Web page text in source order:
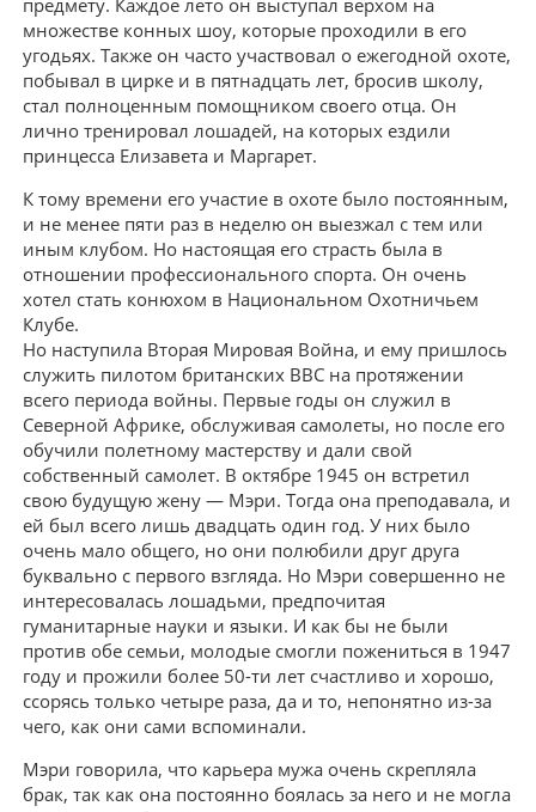
предмету. Каждое лето он выступал верхом на
множестве конных шоу, которые проходили в его
угодьях. Также он часто участвовал о ежегодной охоте,
побывал в цирке и в пятнадцать лет, бросив школу,
стал полноценным помощником своего отца. Он
лично тренировал лошадей, на которых ездили
принцесса Елизавета и Маргарет.
К тому времени его участие в охоте было постоянным,
и не менее пяти раз в неделю он выезжал с тем или
иным клубом. Но настоящая его страсть была в
отношении профессионального спорта. Он очень
хотел стать конюхом в Национальном Охотничьем
Клубе.
Но наступила Вторая Мировая Война, и ему пришлось
служить пилотом британских ВВС на протяжении
всего периода войны. Первые годы он служил в
Северной Африке, обслуживая самолеты, но после его
обучили полетному мастерству и дали свой
собственный самолет. В октябре 1945 он встретил
свою будущую жену — Мэри. Тогда она преподавала, и
ей был всего лишь двадцать один год. У них было
очень мало общего, но они полюбили друг друга
буквально с первого взгляда. Но Мэри совершенно не
интересовалась лошадьми, предпочитая
гуманитарные науки и языки. И как бы не были
против обе семьи, молодые смогли пожениться в 1947
году и прожили более 50-ти лет счастливо и хорошо,
ссорясь только четыре раза, да и то, непонятно из-за
чего, как они сами вспоминали.
Мэри говорила, что карьера мужа очень скрепляла
брак, так как она постоянно боялась за него и не могла